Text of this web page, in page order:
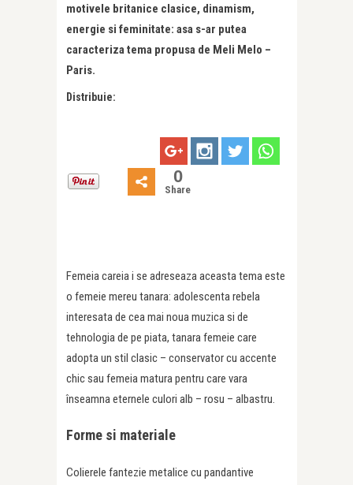
motivele britanice clasice, dinamism,
energie si feminitate: asa s-ar putea
caracteriza tema propusa de Meli Melo –
Paris.
Distribuie:
0
Share
Femeia careia i se adreseaza aceasta tema este
o femeie mereu tanara: adolescenta rebela
interesata de cea mai noua muzica si de
tehnologia de pe piata, tanara femeie care
adopta un stil clasic – conservator cu accente
chic sau femeia matura pentru care vara
înseamna eternele culori alb – rosu – albastru.
Forme si materiale
Colierele fantezie metalice cu pandantive